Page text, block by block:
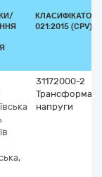
КЛАСИФІКАТОР
021:2015 (CPV)
31172000-2
напруги